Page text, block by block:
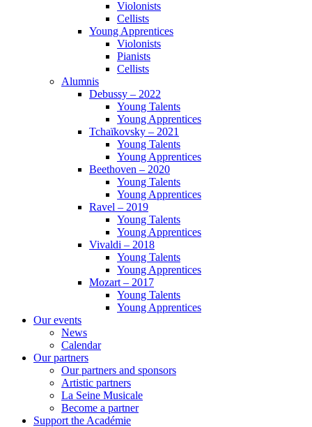
Violonists
Cellists
Young Apprentices
Violonists
Pianists
Cellists
Alumnis
Debussy – 2022
Young Talents
Young Apprentices
Tchaïkovsky – 2021
Young Talents
Young Apprentices
Beethoven – 2020
Young Talents
Young Apprentices
Ravel – 2019
Young Talents
Young Apprentices
Vivaldi – 2018
Young Talents
Young Apprentices
Mozart – 2017
Young Talents
Young Apprentices
Our events
News
Calendar
Our partners
Our partners and sponsors
Artistic partners
La Seine Musicale
Become a partner
Support the Académie